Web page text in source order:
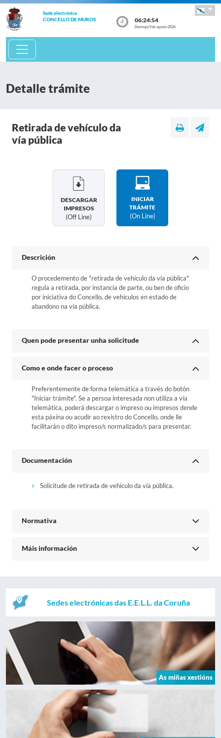
Sede electrónica
CONCELLO DE MUROS 06:24:54
Domingo 9 de agosto 2026
Detalle trámite
Retirada de vehículo da
vía pública
DESCARGAR
IMPRESOS
(off Line)
INICIAR
TRÁMITE
(on Line)
Descrición
O procedemento de "retirada de vehículo da vía pública"
regula a retirada, por instancia de parte, ou ben de oficio
por iniciativa do Concello, de vehículos en estado de
abandono na vía pública.
Quen pode presentar unha solicitude
Como e onde facer o proceso
Preferentemente de forma telemática a través do botón
"Iniciar trámite". Se a persoa interesada non utiliza a vía
telemática, poderá descargar o impreso ou impresos dende
esta páxina ou acudir ao rexistro do Concello, onde lle
facilitarán o dito impreso/s normalizado/s para presentar.
Documentación
Solicitude de retirada de vehículo da vía pública.
Normativa
Máis información
Sedes electrónicas das E.E.L.L. da Coruña
As miñas xestións